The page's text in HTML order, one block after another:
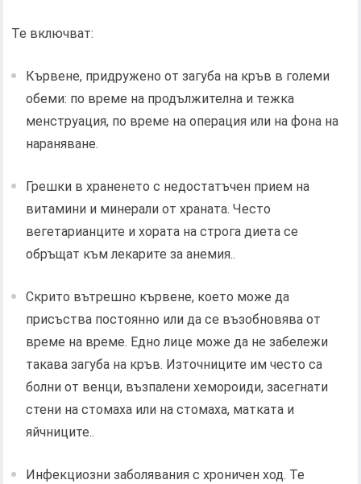
Те включват:
Кървене, придружено от загуба на кръв в големи
обеми: по време на продължителна и тежка
менструация, по време на операция или на фона на
нараняване.
Грешки в храненето с недостатъчен прием на
витамини и минерали от храната. Често
вегетарианците и хората на строга диета се
обръщат към лекарите за анемия..
Скрито вътрешно кървене, което може да
присъства постоянно или да се възобновява от
време на време. Едно лице може да не забележи
такава загуба на кръв. Източниците им често са
болни от венци, възпалени хемороиди, засегнати
стени на стомаха или на стомаха, матката и
яйчниците..
Инфекциозни заболявания с хроничен ход. Те